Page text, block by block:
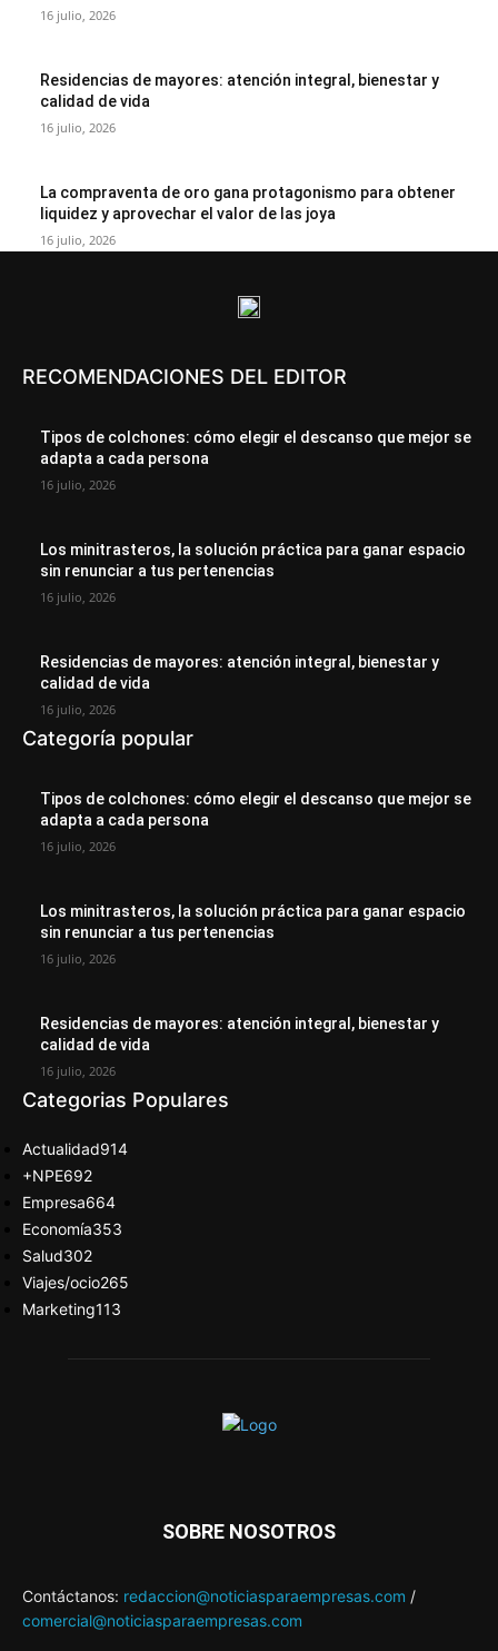
16 julio, 2026
Residencias de mayores: atención integral, bienestar y
calidad de vida
16 julio, 2026
La compraventa de oro gana protagonismo para obtener
liquidez y aprovechar el valor de las joya
16 julio, 2026
RECOMENDACIONES DEL EDITOR
Tipos de colchones: cómo elegir el descanso que mejor se
adapta a cada persona
16 julio, 2026
Los minitrasteros, la solución práctica para ganar espacio
sin renunciar a tus pertenencias
16 julio, 2026
Residencias de mayores: atención integral, bienestar y
calidad de vida
16 julio, 2026
Categoría popular
Tipos de colchones: cómo elegir el descanso que mejor se
adapta a cada persona
16 julio, 2026
Los minitrasteros, la solución práctica para ganar espacio
sin renunciar a tus pertenencias
16 julio, 2026
Residencias de mayores: atención integral, bienestar y
calidad de vida
16 julio, 2026
Categorias Populares
Actualidad914
+NPE692
Empresa664
Economía353
Salud302
Viajes/ocio265
Marketing113
SOBRE NOSOTROS
Contáctanos: redaccion@noticiasparaempresas.com /
comercial@noticiasparaempresas.com